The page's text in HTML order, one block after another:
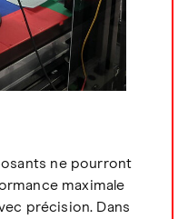
ne pourront
maximale
précision. Dans